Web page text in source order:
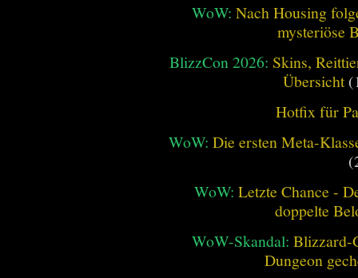
WoW: Nach Housing
mysteriöse
BlizzCon 2026: Skins,
Übersicht
Hotfix für
WoW: Die ersten Meta-
WoW: Letzte Chance -
doppelte
WoW-Skandal: Blizzard-
Dungeon